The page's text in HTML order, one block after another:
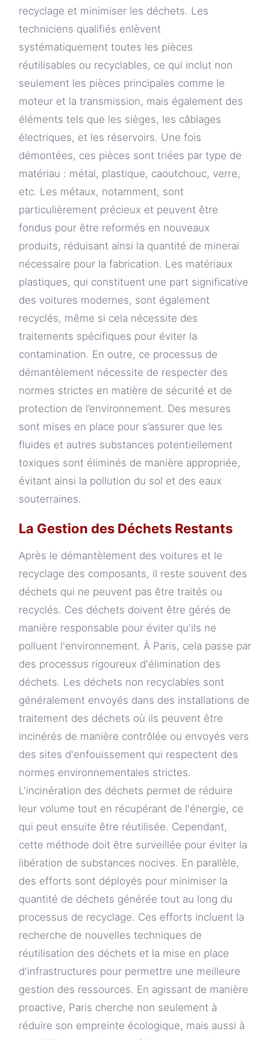
recyclage et minimiser les déchets. Les
techniciens qualifiés enlèvent
systématiquement toutes les pièces
réutilisables ou recyclables, ce qui inclut non
seulement les pièces principales comme le
moteur et la transmission, mais également des
éléments tels que les sièges, les câblages
électriques, et les réservoirs. Une fois
démontées, ces pièces sont triées par type de
matériau : métal, plastique, caoutchouc, verre,
etc. Les métaux, notamment, sont
particulièrement précieux et peuvent être
fondus pour être reformés en nouveaux
produits, réduisant ainsi la quantité de minerai
nécessaire pour la fabrication. Les matériaux
plastiques, qui constituent une part significative
des voitures modernes, sont également
recyclés, même si cela nécessite des
traitements spécifiques pour éviter la
contamination. En outre, ce processus de
démantèlement nécessite de respecter des
normes strictes en matière de sécurité et de
protection de l’environnement. Des mesures
sont mises en place pour s’assurer que les
fluides et autres substances potentiellement
toxiques sont éliminés de manière appropriée,
évitant ainsi la pollution du sol et des eaux
souterraines.
La Gestion des Déchets Restants
Après le démantèlement des voitures et le
recyclage des composants, il reste souvent des
déchets qui ne peuvent pas être traités ou
recyclés. Ces déchets doivent être gérés de
manière responsable pour éviter qu'ils ne
polluent l'environnement. À Paris, cela passe par
des processus rigoureux d'élimination des
déchets. Les déchets non recyclables sont
généralement envoyés dans des installations de
traitement des déchets où ils peuvent être
incinérés de manière contrôlée ou envoyés vers
des sites d'enfouissement qui respectent des
normes environnementales strictes.
L'incinération des déchets permet de réduire
leur volume tout en récupérant de l'énergie, ce
qui peut ensuite être réutilisée. Cependant,
cette méthode doit être surveillée pour éviter la
libération de substances nocives. En parallèle,
des efforts sont déployés pour minimiser la
quantité de déchets générée tout au long du
processus de recyclage. Ces efforts incluent la
recherche de nouvelles techniques de
réutilisation des déchets et la mise en place
d'infrastructures pour permettre une meilleure
gestion des ressources. En agissant de manière
proactive, Paris cherche non seulement à
réduire son empreinte écologique, mais aussi à